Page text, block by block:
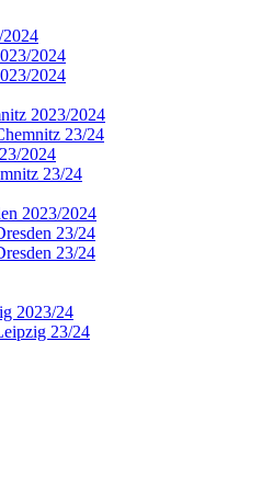
2024
2024
2024
2023/2024
23/24
2024
23/24
2023/2024
23/24
23/24
2023/24
23/24